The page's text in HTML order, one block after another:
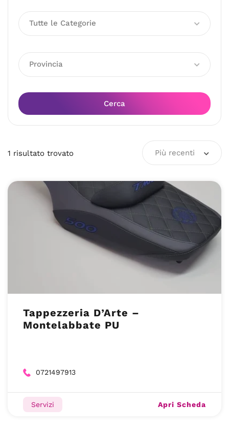
Tutte le Categorie
Provincia
Cerca
1 risultato trovato Più recenti
Tappezzeria D’Arte –
Montelabbate PU
0721497913
Servizi Apri Scheda